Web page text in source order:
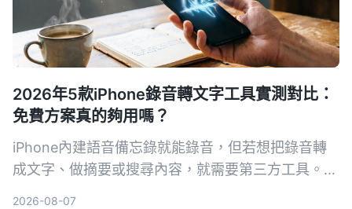
2026年5款iPhone錄音轉文字工具實測對比：
免費方案真的夠用嗎？
iPhone內建語音備忘錄就能錄音，但若想把錄音轉
成文字、做摘要或搜尋內容，就需要第三方工具。本
2026-08-07